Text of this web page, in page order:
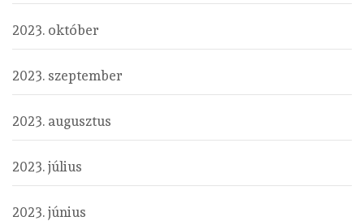
2023. október
2023. szeptember
2023. augusztus
2023. július
2023. június